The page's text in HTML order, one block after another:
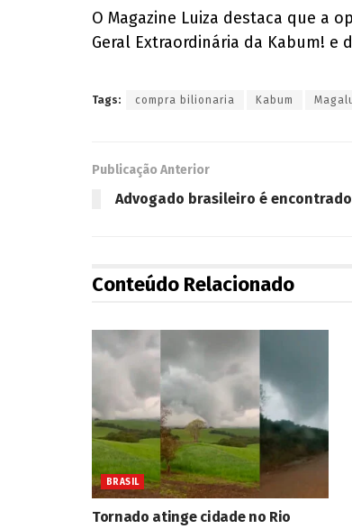
O Magazine Luiza destaca que a
Geral Extraordinária da Kabum! e
Tags: compra bilionaria Kabum
Publicação Anterior
Advogado brasileiro é
Conteúdo Relacionado
BRASIL
Tornado atinge cidade no Rio